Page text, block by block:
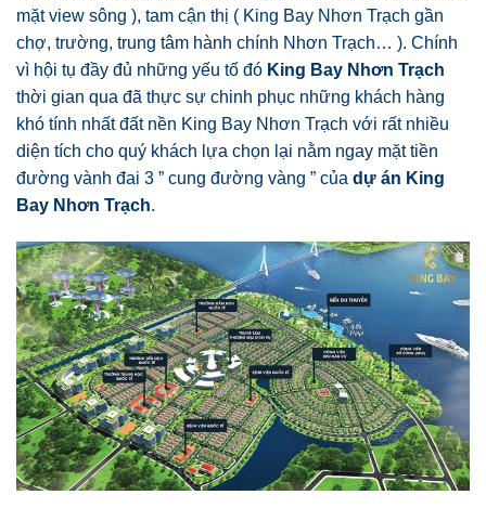
mặt view sông ), tam cận thị ( King Bay Nhơn Trạch gần
chợ, trường, trung tâm hành chính Nhơn Trạch… ). Chính
vì hội tụ đầy đủ những yếu tố đó King Bay Nhơn Trạch
thời gian qua đã thực sự chinh phục những khách hàng
khó tính nhất đất nền King Bay Nhơn Trạch với rất nhiều
diện tích cho quý khách lựa chọn lại nằm ngay mặt tiền
đường vành đai 3 ” cung đường vàng ” của dự án King
Bay Nhơn Trạch.